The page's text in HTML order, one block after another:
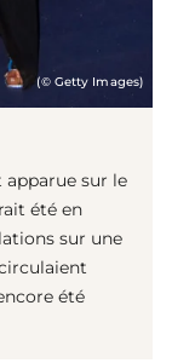
(© Getty Images)
apparue sur le
été en
sur une
été